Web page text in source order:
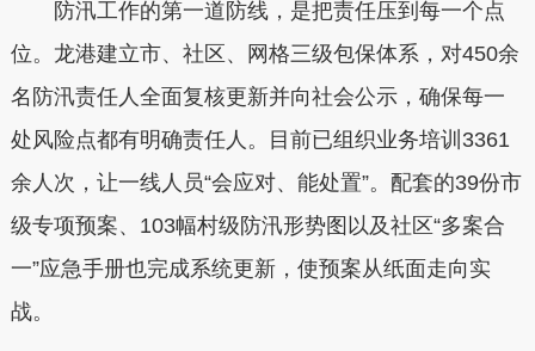
防汛工作的第一道防线，是把责任压到每一个点
位。龙港建立市、社区、网格三级包保体系，对450余
名防汛责任人全面复核更新并向社会公示，确保每一
处风险点都有明确责任人。目前已组织业务培训3361
余人次，让一线人员“会应对、能处置”。配套的39份市
级专项预案、103幅村级防汛形势图以及社区“多案合
一”应急手册也完成系统更新，使预案从纸面走向实
战。